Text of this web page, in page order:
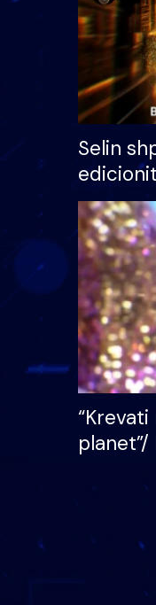
Selin
Brother
çmimin
mijë